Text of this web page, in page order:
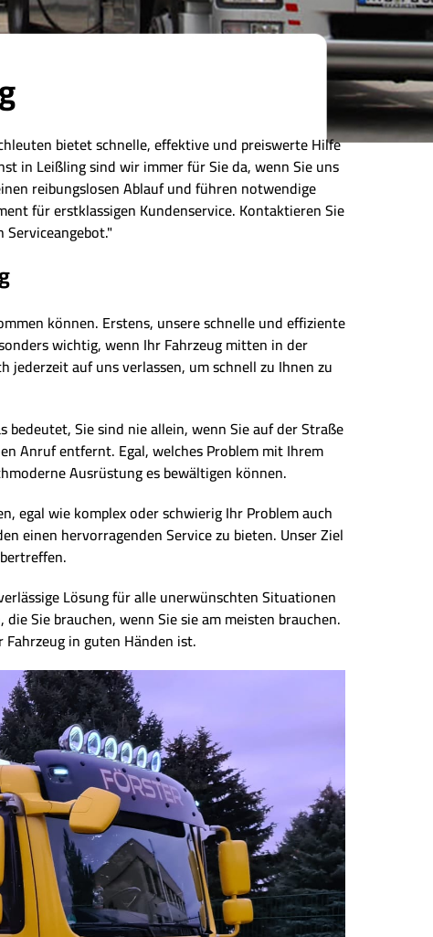
bietet schnelle, effektive und preiswerte Hilfe
in Leißling sind wir immer für Sie da, wenn Sie uns
reibungslosen Ablauf und führen notwendige
für erstklassigen Kundenservice. Kontaktieren Sie
können. Erstens, unsere schnelle und effiziente
wichtig, wenn Ihr Fahrzeug mitten in der
jederzeit auf uns verlassen, um schnell zu Ihnen zu
Sie sind nie allein, wenn Sie auf der Straße
Anruf entfernt. Egal, welches Problem mit Ihrem
Ausrüstung es bewältigen können.
egal wie komplex oder schwierig Ihr Problem auch
einen hervorragenden Service zu bieten. Unser Ziel
Lösung für alle unerwünschten Situationen
Sie brauchen, wenn Sie sie am meisten brauchen.
in guten Händen ist.